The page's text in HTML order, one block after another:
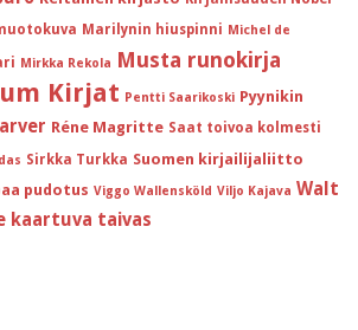
Marilynin hiuspinni Michel de
Mirkka Rekola Musta runokirja
Kirjat Pentti Saarikoski Pyynikin
Réne Magritte Saat toivoa kolmesti
Sirkka Turkka Suomen kirjailijaliitto
pudotus Viggo Wallensköld Viljo Kajava Walt
kaartuva taivas